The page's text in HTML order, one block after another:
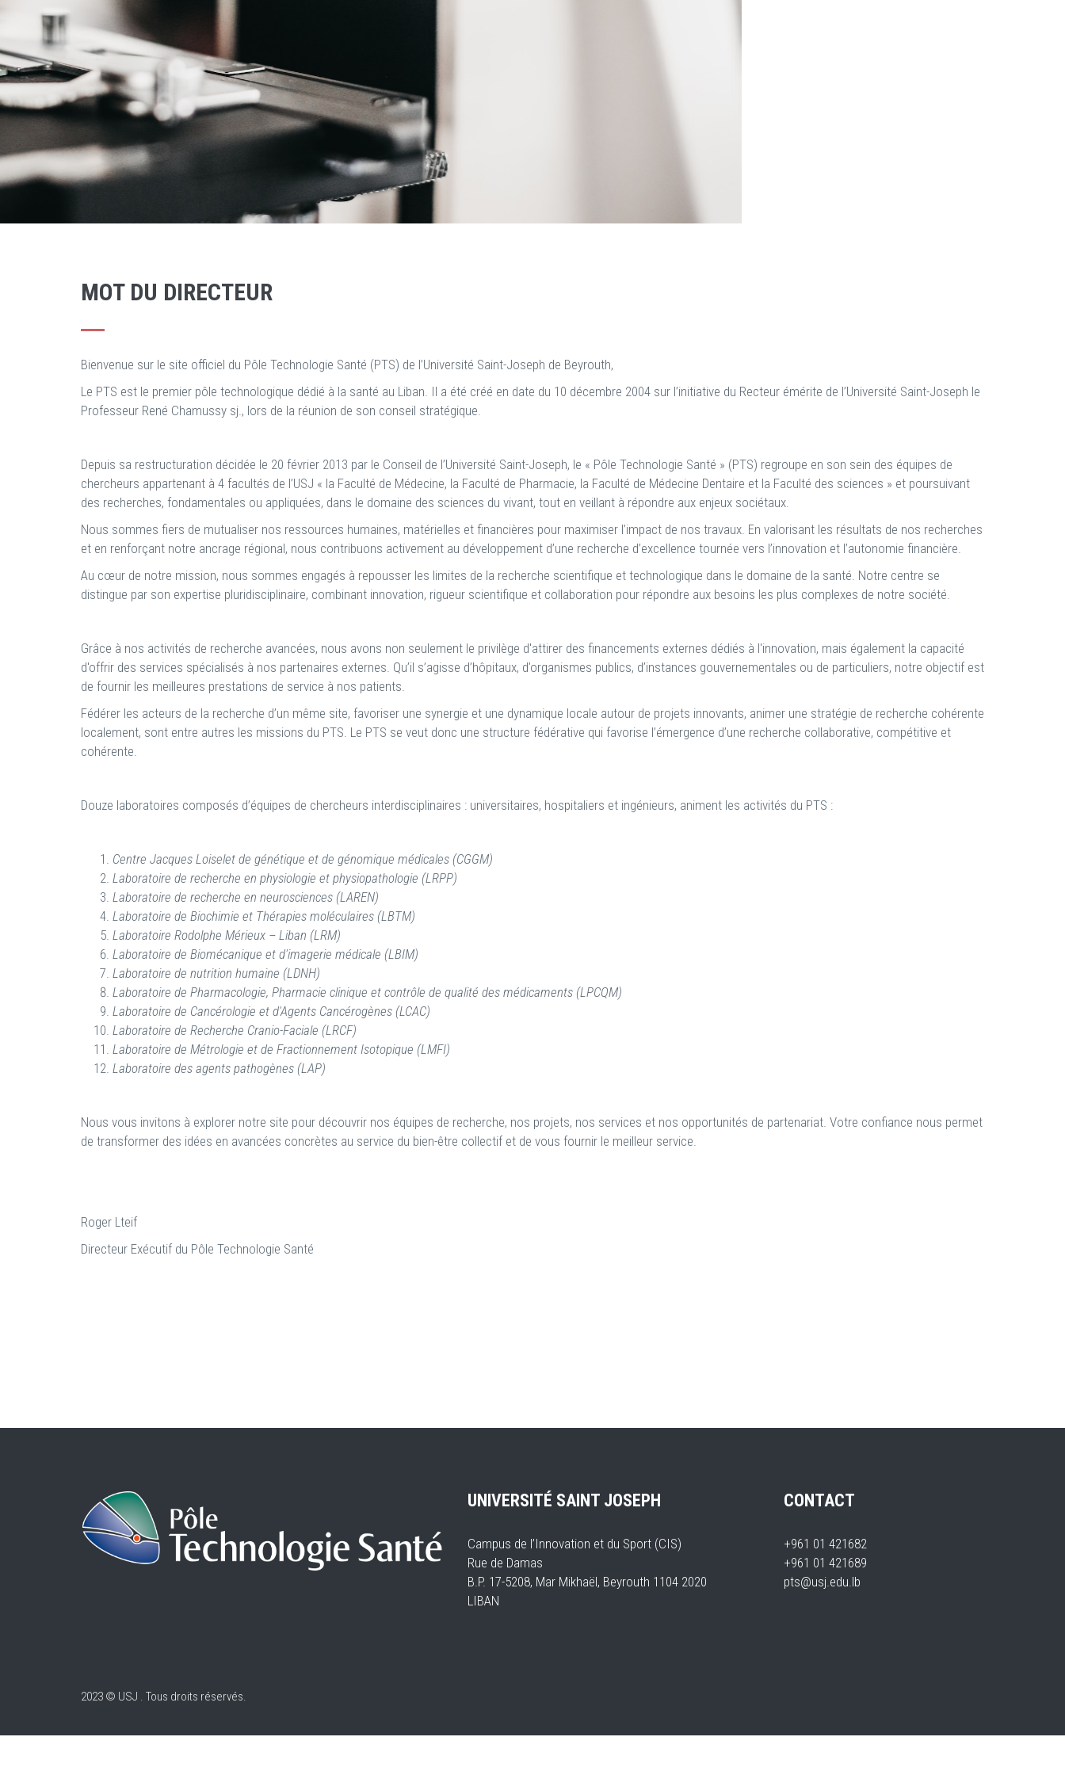
MOT DU DIRECTEUR
Bienvenue sur le site officiel du Pôle Technologie Santé (PTS) de l’Université Saint-Joseph de Beyrouth,
Le PTS est le premier pôle technologique dédié à la santé au Liban. Il a été créé en date du 10 décembre 2004 sur l’initiative du Recteur émérite de l’Université Saint-Joseph le
Professeur René Chamussy sj., lors de la réunion de son conseil stratégique.
Depuis sa restructuration décidée le 20 février 2013 par le Conseil de l’Université Saint-Joseph, le « Pôle Technologie Santé » (PTS) regroupe en son sein des équipes de
chercheurs appartenant à 4 facultés de l’USJ « la Faculté de Médecine, la Faculté de Pharmacie, la Faculté de Médecine Dentaire et la Faculté des sciences » et poursuivant
des recherches, fondamentales ou appliquées, dans le domaine des sciences du vivant, tout en veillant à répondre aux enjeux sociétaux.
Nous sommes fiers de mutualiser nos ressources humaines, matérielles et financières pour maximiser l’impact de nos travaux. En valorisant les résultats de nos recherches
et en renforçant notre ancrage régional, nous contribuons activement au développement d’une recherche d’excellence tournée vers l’innovation et l’autonomie financière.
Au cœur de notre mission, nous sommes engagés à repousser les limites de la recherche scientifique et technologique dans le domaine de la santé. Notre centre se
distingue par son expertise pluridisciplinaire, combinant innovation, rigueur scientifique et collaboration pour répondre aux besoins les plus complexes de notre société.
Grâce à nos activités de recherche avancées, nous avons non seulement le privilège d'attirer des financements externes dédiés à l'innovation, mais également la capacité
d'offrir des services spécialisés à nos partenaires externes. Qu’il s’agisse d’hôpitaux, d’organismes publics, d’instances gouvernementales ou de particuliers, notre objectif est
de fournir les meilleures prestations de service à nos patients.
Fédérer les acteurs de la recherche d’un même site, favoriser une synergie et une dynamique locale autour de projets innovants, animer une stratégie de recherche cohérente
localement, sont entre autres les missions du PTS. Le PTS se veut donc une structure fédérative qui favorise l’émergence d’une recherche collaborative, compétitive et
cohérente.
Douze laboratoires composés d’équipes de chercheurs interdisciplinaires : universitaires, hospitaliers et ingénieurs, animent les activités du PTS :
Centre Jacques Loiselet de génétique et de génomique médicales (CGGM)
Laboratoire de recherche en physiologie et physiopathologie (LRPP)
Laboratoire de recherche en neurosciences (LAREN)
Laboratoire de Biochimie et Thérapies moléculaires (LBTM)
Laboratoire Rodolphe Mérieux – Liban (LRM)
Laboratoire de Biomécanique et d'imagerie médicale (LBIM)
Laboratoire de nutrition humaine (LDNH)
Laboratoire de Pharmacologie, Pharmacie clinique et contrôle de qualité des médicaments (LPCQM)
Laboratoire de Cancérologie et d'Agents Cancérogènes (LCAC)
Laboratoire de Recherche Cranio-Faciale (LRCF)
Laboratoire de Métrologie et de Fractionnement Isotopique (LMFI)
Laboratoire des agents pathogènes (LAP)
Nous vous invitons à explorer notre site pour découvrir nos équipes de recherche, nos projets, nos services et nos opportunités de partenariat. Votre confiance nous permet
de transformer des idées en avancées concrètes au service du bien-être collectif et de vous fournir le meilleur service.
Roger Lteif
Directeur Exécutif du Pôle Technologie Santé
UNIVERSITÉ SAINT JOSEPH
Campus de l’Innovation et du Sport (CIS)
Rue de Damas
B.P. 17-5208, Mar Mikhaël, Beyrouth 1104 2020
LIBAN
CONTACT
+961 01 421682
+961 01 421689
pts@usj.edu.lb
2023 © USJ . Tous droits réservés.